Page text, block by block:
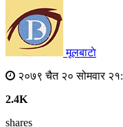
मूलबाटाे
२०७९ चैत २० सोमवार
2.4K
shares